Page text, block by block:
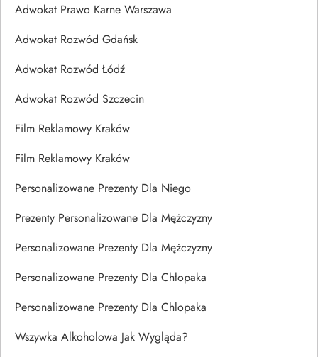
Adwokat Prawo Karne Warszawa
Adwokat Rozwód Gdańsk
Adwokat Rozwód Łódź
Adwokat Rozwód Szczecin
Film Reklamowy Kraków
Film Reklamowy Kraków
Personalizowane Prezenty Dla Niego
Prezenty Personalizowane Dla Mężczyzny
Personalizowane Prezenty Dla Mężczyzny
Personalizowane Prezenty Dla Chłopaka
Personalizowane Prezenty Dla Chlopaka
Wszywka Alkoholowa Jak Wygląda?